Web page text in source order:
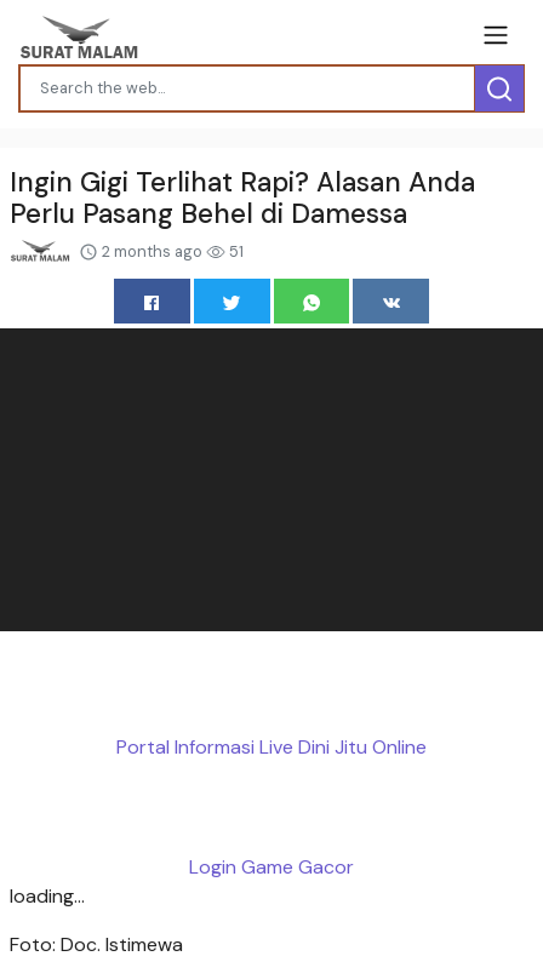
Ingin Gigi Terlihat Rapi? Alasan Anda
Perlu Pasang Behel di Damessa
2 months ago 51
Portal Informasi Live Dini Jitu Online
Login Game Gacor
loading...
Foto: Doc. Istimewa